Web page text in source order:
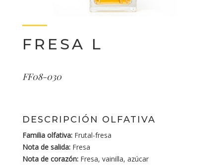
FRESA L
FF08-030
DESCRIPCIÓN OLFATIVA
Familia olfativa: Frutal-fresa
Nota de salida: Fresa
Nota de corazón: Fresa, vainilla, azúcar